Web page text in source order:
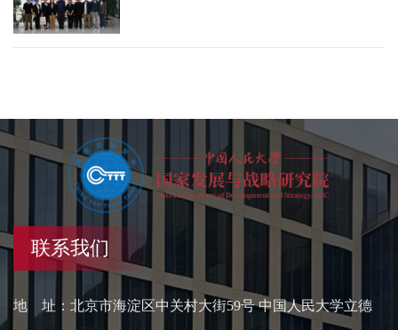
联系我们
地 址：北京市海淀区中关村大街59号 中国人民大学立德